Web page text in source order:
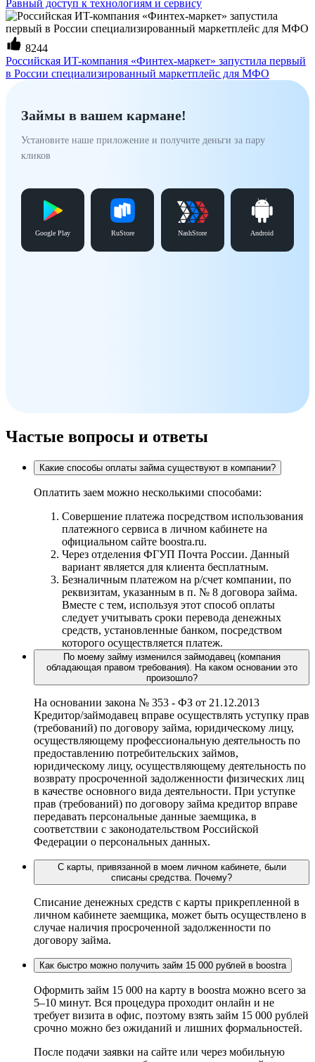
Равный доступ к технологиям и сервису
8244
Российская ИT-компания «Финтех-маркет» запустила первый
в России специализированный маркетплейс для МФО
Займы в вашем кармане!
Установите наше приложение и получите деньги за пару
кликов
Google Play RuStore NashStore Android
Частые вопросы и ответы
Какие способы оплаты займа существуют в компании?
Оплатить заем можно несколькими способами:
Совершение платежа посредством использования
платежного сервиса в личном кабинете на
официальном сайте boostra.ru.
Через отделения ФГУП Почта России. Данный
вариант является для клиента бесплатным.
Безналичным платежом на р/счет компании, по
реквизитам, указанным в п. № 8 договора займа.
Вместе с тем, используя этот способ оплаты
следует учитывать сроки перевода денежных
средств, установленные банком, посредством
которого осуществляется платеж.
По моему займу изменился займодавец (компания
обладающая правом требования). На каком основании это
произошло?
На основании закона № 353 - ФЗ от 21.12.2013
Кредитор/займодавец вправе осуществлять уступку прав
(требований) по договору займа, юридическому лицу,
осуществляющему профессиональную деятельность по
предоставлению потребительских займов,
юридическому лицу, осуществляющему деятельность по
возврату просроченной задолженности физических лиц
в качестве основного вида деятельности. При уступке
прав (требований) по договору займа кредитор вправе
передавать персональные данные заемщика, в
соответствии с законодательством Российской
Федерации о персональных данных.
С карты, привязанной в моем личном кабинете, были
списаны средства. Почему?
Списание денежных средств с карты прикрепленной в
личном кабинете заемщика, может быть осуществлено в
случае наличия просроченной задолженности по
договору займа.
Как быстро можно получить займ 15 000 рублей в boostra
Оформить займ 15 000 на карту в boostra можно всего за
5–10 минут. Вся процедура проходит онлайн и не
требует визита в офис, поэтому взять займ 15 000 рублей
срочно можно без ожиданий и лишних формальностей.
После подачи заявки на сайте или через мобильную